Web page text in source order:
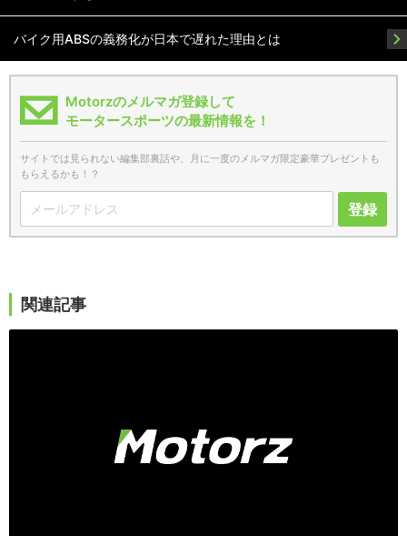
バイク用ABSの義務化が日本で遅れた理由とは
Motorzのメルマガ登録して
モータースポーツの最新情報を！
サイトでは見られない編集部裏話や、月に一度のメルマガ限定豪華プレゼントも
もらえるかも！？
登録
関連記事